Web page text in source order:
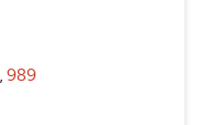
989